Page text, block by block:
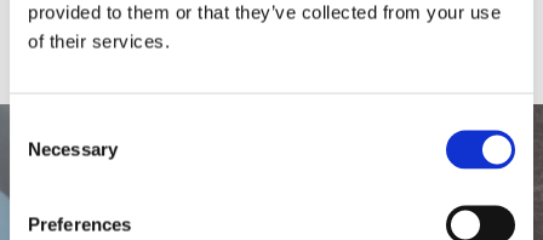
provided to them or that they’ve collected from your use
of their services.
Selection
Necessary
Preferences
Kuinka se toimii